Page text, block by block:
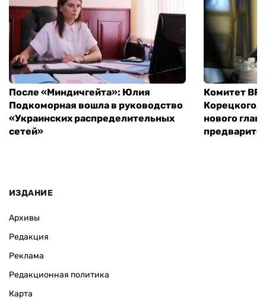
После «Миндичгейта»: Юлия
Подкоморная вошла в руководство
«Украинских распределительных
сетей»
Комитет ВР
Корецкого,
нового
ИЗДАНИЕ
Архивы
Редакция
Реклама
Редакционная политика
Карта